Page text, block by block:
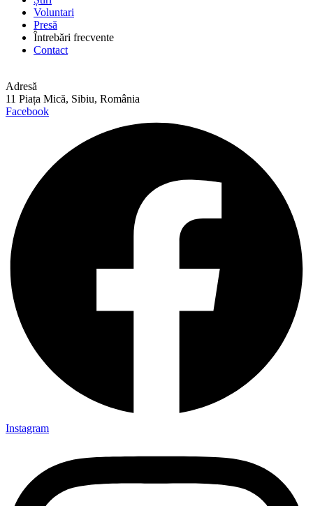
Voluntari
Presă
Întrebări frecvente
Contact
Adresă
11 Piața Mică, Sibiu, România
Facebook
Instagram